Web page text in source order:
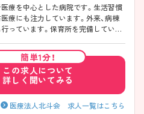
療を中心とした病院です。生活習慣
療にも注力しています。外来、病棟
っています。保育所を完備している
クのある方、未経験の方も研修があ
す。 ご興味ある方には、面接対策
いたしますのでお気軽にご相談くだ
簡単1分！
この求人について
詳しく聞いてみる
医療法人北斗会 求人一覧はこちら